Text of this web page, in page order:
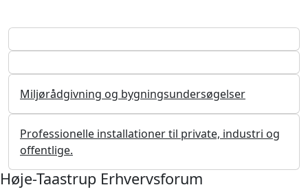
Miljørådgivning og bygningsundersøgelser
Professionelle installationer til private, industri og
offentlige.
Høje-Taastrup Erhvervsforum